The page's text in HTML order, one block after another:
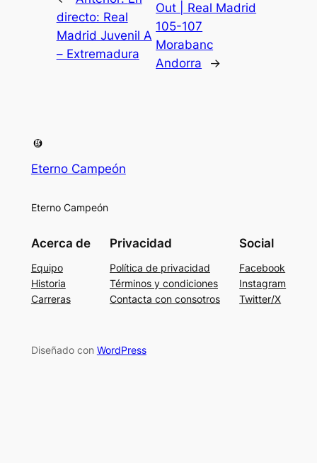
directo: Real
Madrid Juvenil A
– Extremadura
Out | Real Madrid
105-107
Morabanc
Andorra
→
Eterno Campeón
Eterno Campeón
Acerca de
Equipo
Historia
Carreras
Privacidad
Política de privacidad
Términos y condiciones
Contacta con consotros
Social
Facebook
Instagram
Twitter/X
Diseñado con WordPress